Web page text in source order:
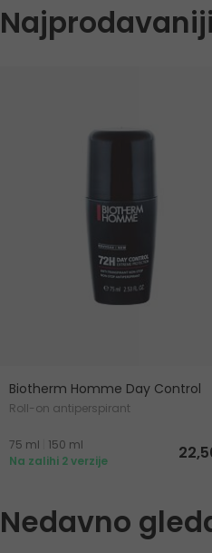
Biotherm Homme Day Control
Roll-on antiperspirant
75 ml
150 ml
Na zalihi 2 verzije
Nedavno